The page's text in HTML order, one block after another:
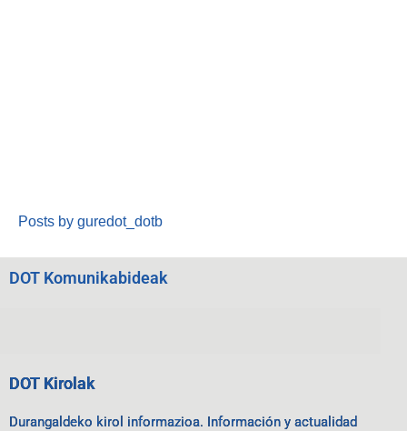
Posts by guredot_dotb
DOT Komunikabideak
DOT Kirolak
Durangaldeko kirol informazioa. Información y actualidad